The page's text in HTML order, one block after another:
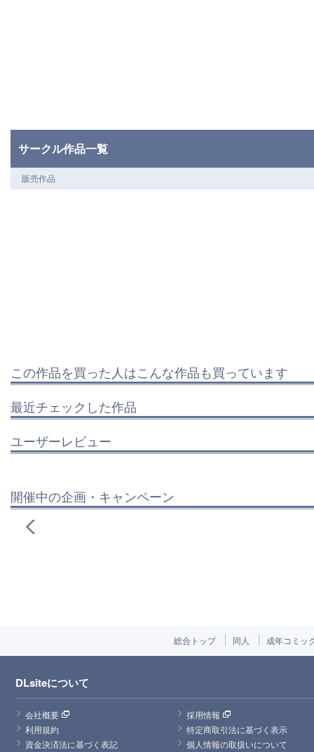
サークル作品一覧
販売作品
この作品を買った人はこんな作品も買っています
最近チェックした作品
ユーザーレビュー
開催中の企画・キャンペーン
総合トップ 同人 成年コミッ
DLsiteについて
会社概要
採用情報
利用規約
特定商取引法に基づく表示
資金決済法に基づく表記
個人情報の取扱いについて